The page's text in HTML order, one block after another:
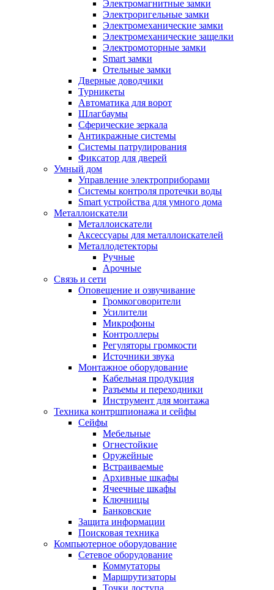
Электромагнитные замки
Электроригельные замки
Электромеханические замки
Электромеханические защелки
Электромоторные замки
Smart замки
Отельные замки
Дверные доводчики
Турникеты
Автоматика для ворот
Шлагбаумы
Сферические зеркала
Антикражные системы
Системы патрулирования
Фиксатор для дверей
Умный дом
Управление электроприборами
Системы контроля протечки воды
Smart устройства для умного дома
Металлоискатели
Металлоискатели
Аксессуары для металлоискателей
Металлодетекторы
Ручные
Арочные
Связь и сети
Оповещение и озвучивание
Громкоговорители
Усилители
Микрофоны
Контроллеры
Регуляторы громкости
Источники звука
Монтажное оборудование
Кабельная продукция
Разъемы и переходники
Инструмент для монтажа
Техника контршпионажа и сейфы
Сейфы
Мебельные
Огнестойкие
Оружейные
Встраиваемые
Архивные шкафы
Ячеечные шкафы
Ключницы
Банковские
Защита информации
Поисковая техника
Компьютерное оборудование
Сетевое оборудование
Коммутаторы
Маршрутизаторы
Точки доступа